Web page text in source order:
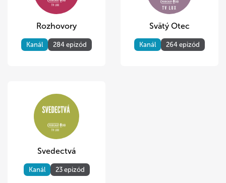
Rozhovory
Kanál 284 epizód
Svätý Otec
Kanál 264 epizód
Svedectvá
Kanál 23 epizód